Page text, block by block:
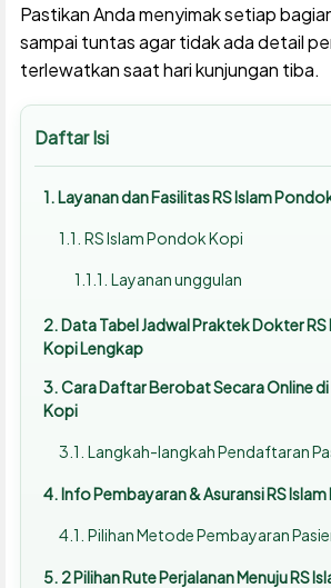
Pastikan Anda menyimak setiap
sampai tuntas agar tidak ada detail
terlewatkan saat hari kunjungan tiba.
Daftar Isi
Layanan dan Fasilitas RS Islam
RS Islam Pondok Kopi
Layanan unggulan
Data Tabel Jadwal Praktek Dokter
Kopi Lengkap
Cara Daftar Berobat Secara Online
Kopi
Langkah-langkah Pendaftaran
Info Pembayaran & Asuransi RS
Pilihan Metode Pembayaran
2 Pilihan Rute Perjalanan Menuju RS